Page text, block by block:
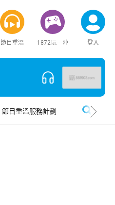
節目重溫 1872玩一陣 登入
節目重溫服務計劃